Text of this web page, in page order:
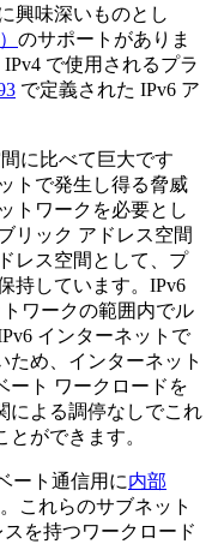
興味深いものとし
のサポートがありま
で使用されるプラ
で定義された IPv6 ア
に比べて巨大です
トで発生し得る脅威
トワークを必要とし
リック アドレス空間
レス空間として、プ
持しています。IPv6
ワークの範囲内でル
インターネットで
ため、インターネット
ート ワークロードを
による調停なしでこれ
ができます。
ート通信用に内部
これらのサブネット
を持つワークロード